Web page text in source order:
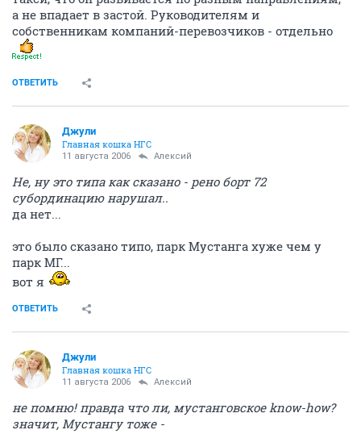
а не впадает в застой. Руководителям и
собственникам компаний-перевозчиков - отдельно
ОТВЕТИТЬ
Джули
Главная кошка НГС
11 августа 2006 Алексий
Не, ну это типа как сказано - рено борт 72
субординацию нарушал..
да нет...
это было сказано типо, парк Мустанга хуже чем у
парк МГ...
вот я
ОТВЕТИТЬ
Джули
Главная кошка НГС
11 августа 2006 Алексий
не помню! правда что ли, мустанговское know-how?
значит, Мустангу тоже -